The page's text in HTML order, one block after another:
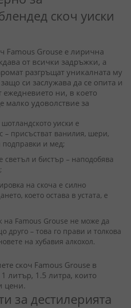
скоч уиски
Famous Grouse е лирична
от всички задръжки, а
разгръщат уникалната му
си заслужава да се опита и
ежедневието ни, в което
малко удоволствие за
уиски е
– присъстват ванилия, шери,
подправки и мед;
светъл и бистър – наподобява
на скоча е силно
което остава в устата, е
на Famous Grouse не може да
друго – това го прави и толкова
на хубавия алкохол.
скоч Famous Grouse в
литър, 1.5 литра, които
цени.
за дестилерията